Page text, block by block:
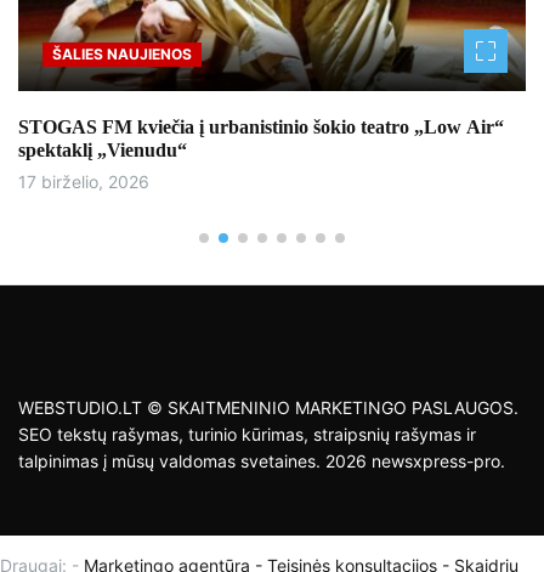
ŠALIES NAUJIENOS
STOGAS FM kviečia į urbanistinio šokio teatro „Low Air“
spektaklį „Vienudu“
17 birželio, 2026
WEBSTUDIO.LT © SKAITMENINIO MARKETINGO PASLAUGOS.
SEO tekstų rašymas, turinio kūrimas, straipsnių rašymas ir
talpinimas į mūsų valdomas svetaines. 2026 newsxpress-pro.
Draugai: - Marketingo agentūra - Teisinės konsultacijos - Skaidrių